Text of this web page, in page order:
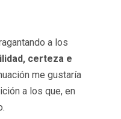
a los
certeza e
me gustaría
a los que, en